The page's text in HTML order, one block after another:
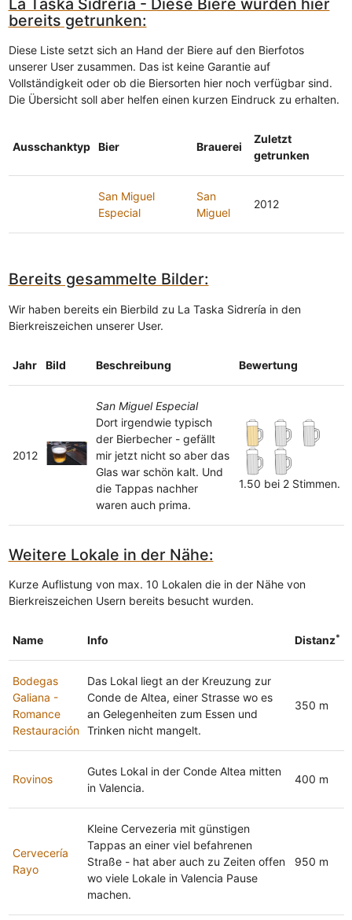
bereits getrunken:
Diese Liste setzt sich an Hand der Biere auf den Bierfotos
unserer User zusammen. Das ist keine Garantie auf
Vollständigkeit oder ob die Biersorten hier noch verfügbar sind.
Die Übersicht soll aber helfen einen kurzen Eindruck zu erhalten.
Ausschanktyp Bier Brauerei
Zuletzt
getrunken
San Miguel
Especial
San
Miguel
2012
Bereits gesammelte Bilder:
Wir haben bereits ein Bierbild zu La Taska Sidrería in den
Bierkreiszeichen unserer User.
Jahr Bild Beschreibung Bewertung
2012
San Miguel Especial
Dort irgendwie typisch
der Bierbecher - gefällt
mir jetzt nicht so aber das
Glas war schön kalt. Und
die Tappas nachher
waren auch prima.
1.50 bei 2 Stimmen.
Weitere Lokale in der Nähe:
Kurze Auflistung von max. 10 Lokalen die in der Nähe von
Bierkreiszeichen Usern bereits besucht wurden.
Name Info Distanz*
Bodegas
Galiana -
Romance
Restauración
Das Lokal liegt an der Kreuzung zur
Conde de Altea, einer Strasse wo es
an Gelegenheiten zum Essen und
Trinken nicht mangelt.
350 m
Rovinos
Gutes Lokal in der Conde Altea mitten
in Valencia.
400 m
Cervecería
Rayo
Kleine Cervezeria mit günstigen
Tappas an einer viel befahrenen
Straße - hat aber auch zu Zeiten offen
wo viele Lokale in Valencia Pause
machen.
950 m